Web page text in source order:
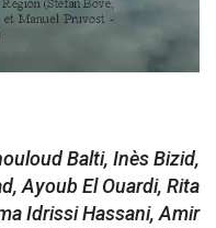
Balti, Inès Bizid,
Ayoub El Ouardi, Rita
Idrissi Hassani, Amir